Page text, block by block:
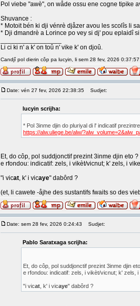
Pol viebe "awè", on wåde ossu ene cogne tipike
Shuvance :
* Motoit bén ki dji vénrè djåzer avou les scolîs li
* Dji dmandrè a Lorince po vey si dj' pou eplaidî
Li ci ki n' a k' on toû n' vike k' on djoû.
Candjî pol dierin côp pa lucyin, li sem 28 fev, 2026
Date: vén 27 fev, 2026 22:38:35 Sudjet:
lucyin scrijha:
* Pol 3inme djin do pluriyal di l' indicatif
https://alw.uliege.be/alw/
Et, do côp, pol suddjonctif prezint 3inme djin eto ?
e rfondou: indicatif: zels, i vikèt/vicnut; k' zels, i
"i vicat, k' i vicaye" dabôrd ?
(et, li cawete -åjhe des sustantifs fwaits so des
Date: sem 28 fev, 2026 0:24:43 Sudjet:
Pablo Saratxaga scrijha:
Et, do côp, pol suddjonctif prezint 3inme djin
e rfondou: indicatif: zels, i vikèt/vicnut; k' zels,
"i vicat , k' i vicaye" dabôrd ?